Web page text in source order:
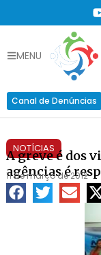
MENU
Canal de Denúncias
NOTÍCIAS
A greve é dos
agências é
11 de março de 2012